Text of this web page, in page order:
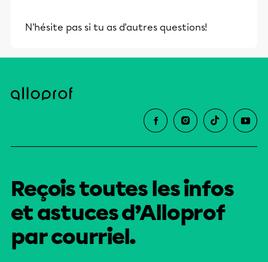
N'hésite pas si tu as d'autres questions!
Reçois toutes les infos
et astuces d’Alloprof
par courriel.